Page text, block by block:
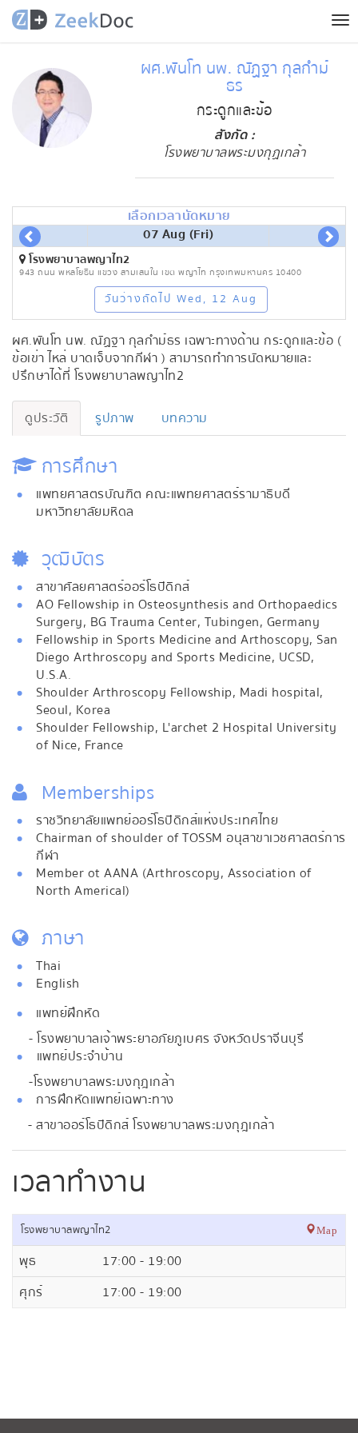
ผศ.พันโท นพ. ณัฏฐา กุลกำม์
ธร
กระดูกและข้อ
สังกัด :
โรงพยาบาลพระมงกุฏเกล้า
เลือกเวลานัดหมาย
07 Aug (Fri)
โรงพยาบาลพญาไท2
943 ถนน พหลโยธิน แขวง สามเสนใน เขต พญาไท กรุงเทพมหานคร 10400
วันว่างถัดไป Wed, 12 Aug
ผศ.พันโท นพ. ณัฏฐา กุลกำม์ธร เฉพาะทางด้าน กระดูกและข้อ (
ข้อเข่า ไหล่ บาดเจ็บจากกีฬา ) สามารถทำการนัดหมายและ
ปรึกษาได้ที่ โรงพยาบาลพญาไท2
ดูประวัติ รูปภาพ บทความ
การศึกษา
แพทยศาสตรบัณฑิต คณะแพทยศาสตร์รามาธิบดี
มหาวิทยาลัยมหิดล
วุฒิบัตร
สาขาศัลยศาสตร์ออร์โธปิดิกส์
AO Fellowship in Osteosynthesis and Orthopaedics
Surgery, BG Trauma Center, Tubingen, Germany
Fellowship in Sports Medicine and Arthoscopy, San
Diego Arthroscopy and Sports Medicine, UCSD,
U.S.A.
Shoulder Arthroscopy Fellowship, Madi hospital,
Seoul, Korea
Shoulder Fellowship, L'archet 2 Hospital University
of Nice, France
Memberships
ราชวิทยาลัยแพทย์ออร์โธปิดิกส์แห่งประเทศไทย
Chairman of shoulder of TOSSM อนุสาขาเวชศาสตร์การ
กีฬา
Member ot AANA (Arthroscopy, Association of
North Americal)
ภาษา
Thai
English
แพทย์ฝึกหัด
- โรงพยาบาลเจ้าพระยาอภัยภูเบศร จังหวัดปราจีนบุรี
แพทย์ประจำบ้าน
- โรงพยาบาลพระมงกุฎเกล้า
การฝึกหัดแพทย์เฉพาะทาง
- สาขาออร์โธปิดิกส์ โรงพยาบาลพระมงกุฎเกล้า
เวลาทำงาน
โรงพยาบาลพญาไท2 Map
พุธ
17:00 - 19:00
ศุกร์
17:00 - 19:00